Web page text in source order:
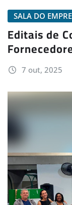
SALA DO
Editais de
7 out, 2025